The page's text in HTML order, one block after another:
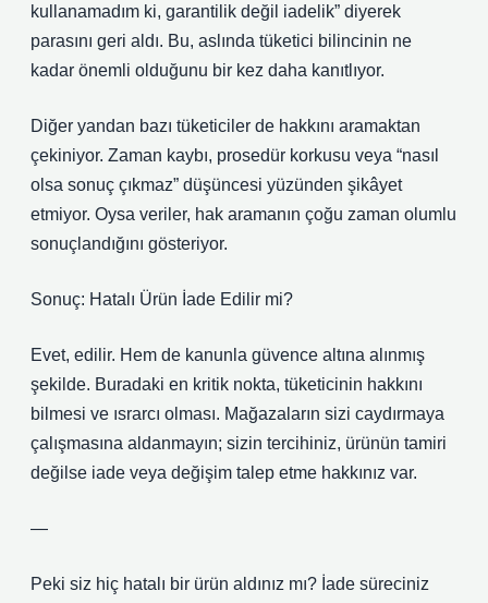
kullanamadım ki, garantilik değil iadelik” diyerek
parasını geri aldı. Bu, aslında tüketici bilincinin ne
kadar önemli olduğunu bir kez daha kanıtlıyor.
Diğer yandan bazı tüketiciler de hakkını aramaktan
çekiniyor. Zaman kaybı, prosedür korkusu veya “nasıl
olsa sonuç çıkmaz” düşüncesi yüzünden şikâyet
etmiyor. Oysa veriler, hak aramanın çoğu zaman olumlu
sonuçlandığını gösteriyor.
Sonuç: Hatalı Ürün İade Edilir mi?
Evet, edilir. Hem de kanunla güvence altına alınmış
şekilde. Buradaki en kritik nokta, tüketicinin hakkını
bilmesi ve ısrarcı olması. Mağazaların sizi caydırmaya
çalışmasına aldanmayın; sizin tercihiniz, ürünün tamiri
değilse iade veya değişim talep etme hakkınız var.
—
Peki siz hiç hatalı bir ürün aldınız mı? İade süreciniz